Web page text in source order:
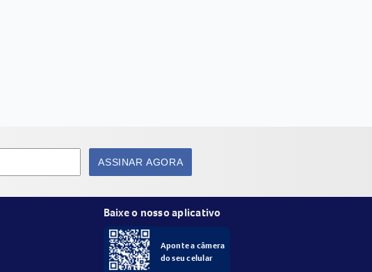
ASSINAR AGORA
Baixe o nosso aplicativo
Aponte a câmera
do seu celular